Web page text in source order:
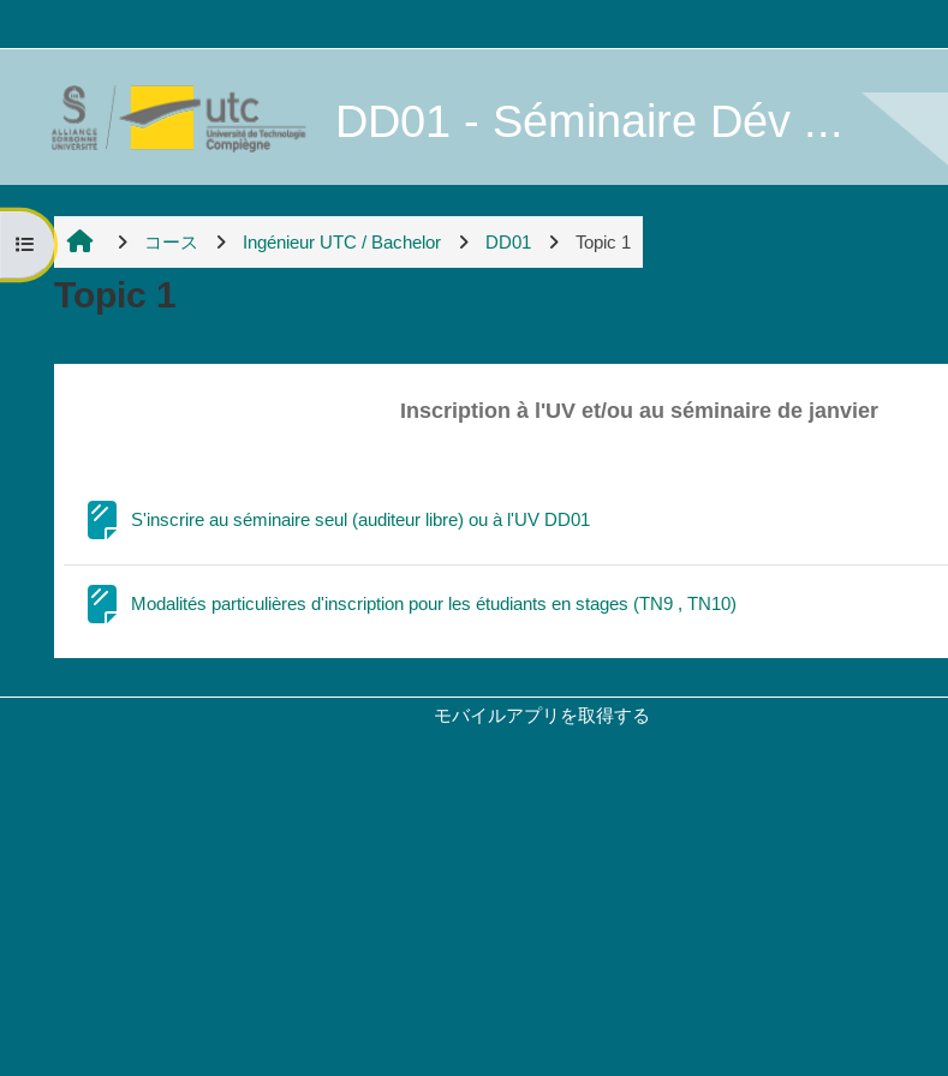
DD01 - Séminaire Dév ...
コースインデックスを開く
コース Ingénieur UTC / Bachelor DD01 Topic 1
Topic 1
セクションアウトラインInscription à l'UV et/ou au séminaire de janvier
S'inscrire au séminaire seul (auditeur libre) ou à l'UV DD01
Modalités particulières d'inscription pour les étudiants en stages (TN9 , TN10)
モバイルアプリを取得する